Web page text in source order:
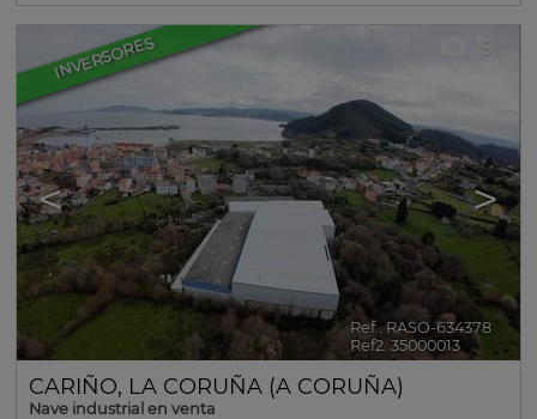
INVERSORES
< >
19
Ref.. RASO-634378 🔗
Ref2. 35000013
CARIÑO, LA CORUÑA (A CORUÑA)
Nave industrial en venta